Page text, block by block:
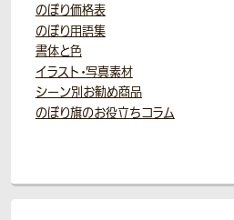
のぼり価格表
のぼり用語集
書体と色
イラスト・写真素材
シーン別お勧め商品
のぼり旗のお役立ちコラム